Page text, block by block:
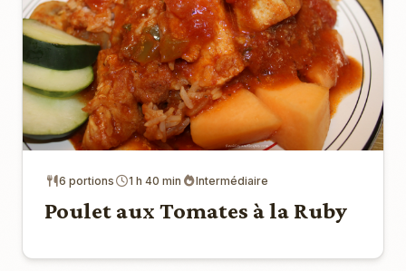
6 portions 1 h 40 min Intermédiaire
Poulet aux Tomates à la Ruby